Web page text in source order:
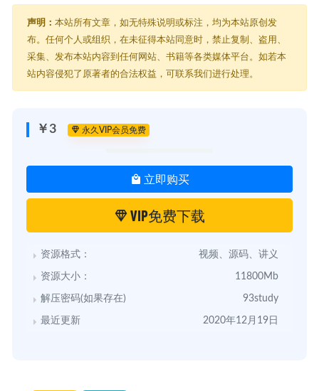
声明： 本站所有文章，如无特殊说明或标注，均为本站原创发
布。任何个人或组织，在未征得本站同意时，禁止复制、盗用、
采集、发布本站内容到任何网站、书籍等各类媒体平台。如若本
站内容侵犯了原著者的合法权益，可联系我们进行处理。
￥3 永久VIP会员免费
立即购买
VIP免费下载
资源格式： 视频、源码、讲义
资源大小： 11800Mb
解压密码(如果存在) 93study
最近更新 2020年12月19日